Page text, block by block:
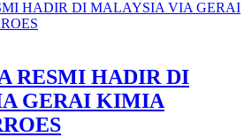
RESMI HADIR DI
GERAI KIMIA